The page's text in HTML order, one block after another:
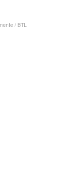
/ BTL